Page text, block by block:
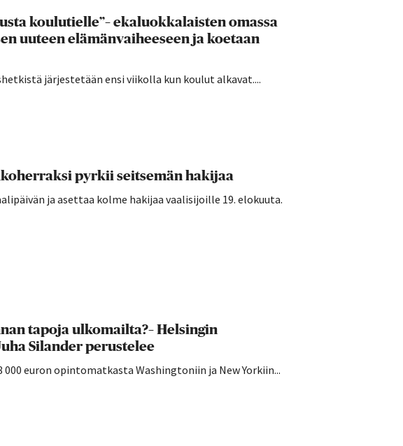
koulutielle”– ekaluokkalaisten omassa
uuteen elämänvaiheeseen ja koetaan
järjestetään ensi viikolla kun koulut alkavat....
pyrkii seitsemän hakijaa
ja asettaa kolme hakijaa vaalisijoille 19. elokuuta.
tapoja ulkomailta?– Helsingin
Silander perustelee
euron opintomatkasta Washingtoniin ja New Yorkiin...